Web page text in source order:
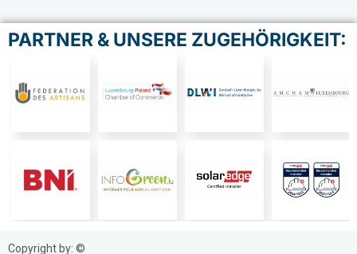
PARTNER & UNSERE ZUGEHÖRIGKEIT:
Copyright by: ©